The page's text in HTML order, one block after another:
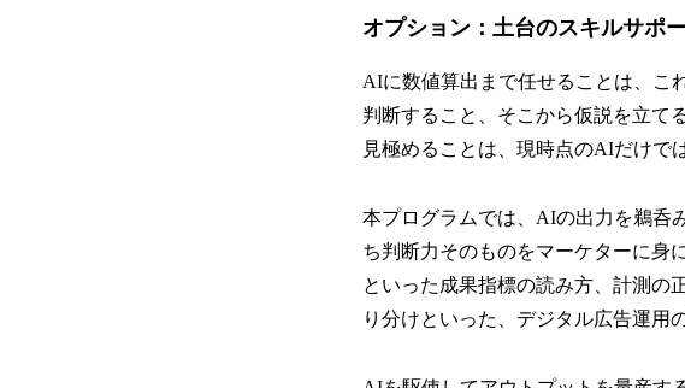
オプション：土台のスキルサポ
AIに数値算出まで任せることは、こ
判断すること、そこから仮説を立て
見極めることは、現時点のAIだけで
本プログラムでは、AIの出力を鵜呑
ち判断力そのものをマーケターに身
といった成果指標の読み方、計測の
り分けといった、デジタル広告運用